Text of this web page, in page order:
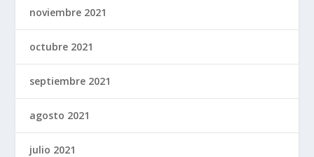
noviembre 2021
octubre 2021
septiembre 2021
agosto 2021
julio 2021